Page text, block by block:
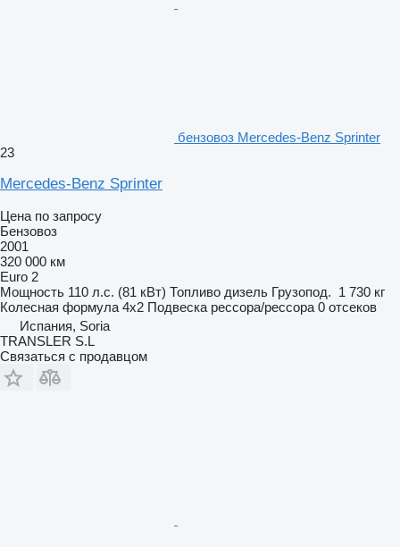
бензовоз Mercedes-Benz Sprinter
23
Mercedes-Benz Sprinter
Цена по запросу
Бензовоз
2001
320 000 км
Euro 2
Мощность 110 л.с. (81 кВт) Топливо дизель Грузопод. 1 730 кг
Колесная формула 4x2 Подвеска рессора/рессора 0 отсеков
Испания, Soria
TRANSLER S.L
Связаться с продавцом